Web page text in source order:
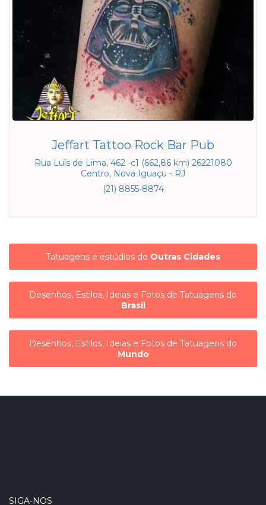
Jeffart Tattoo Rock Bar Pub
Rua Luís de Lima, 462 -c1 (662,86 km) 26221080
Centro, Nova Iguaçu - RJ
(21) 8855-8874
Tatuagens e estúdios de Outras Cidades
Desenhos, Estilos, Ideias e Fotos de Tatuagens do
Brasil
Desenhos, Estilos, Ideias e Fotos de Tatuagens do
Mundo
SIGA-NOS